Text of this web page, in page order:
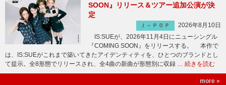
SOON』リリース＆ツアー追加公演が決
定
Ｊ－ＰＯＰ
2026年8月10日
IS:SUEが、2026年11月4日にニューシングル
『COMING SOON』をリリースする。 本作で
は、IS:SUEがこれまで築いてきたアイデンティティを、ひとつのブランドとし
て提示。全8形態でリリースされ、全4曲の新曲が形態別に収録 … 続きを読む
more »